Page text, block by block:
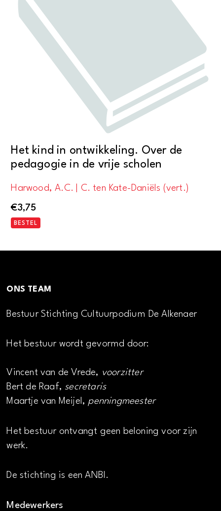
Het kind in ontwikkeling. Over de
pedagogie in de vrije scholen
Harwood, A.C. | C. ten Kate-Daniëls (vert.)
€3,75
BESTEL
ONS TEAM
Bestuur Stichting Cultuurpodium De Alkenaer
Het bestuur wordt gevormd door:
Vincent van de Vrede, voorzitter
Bert de Raaf, secretaris
Maartje van Meijel, penningmeester
Het bestuur ontvangt geen beloning voor zijn
werk.
De stichting is een ANBI.
Medewerkers